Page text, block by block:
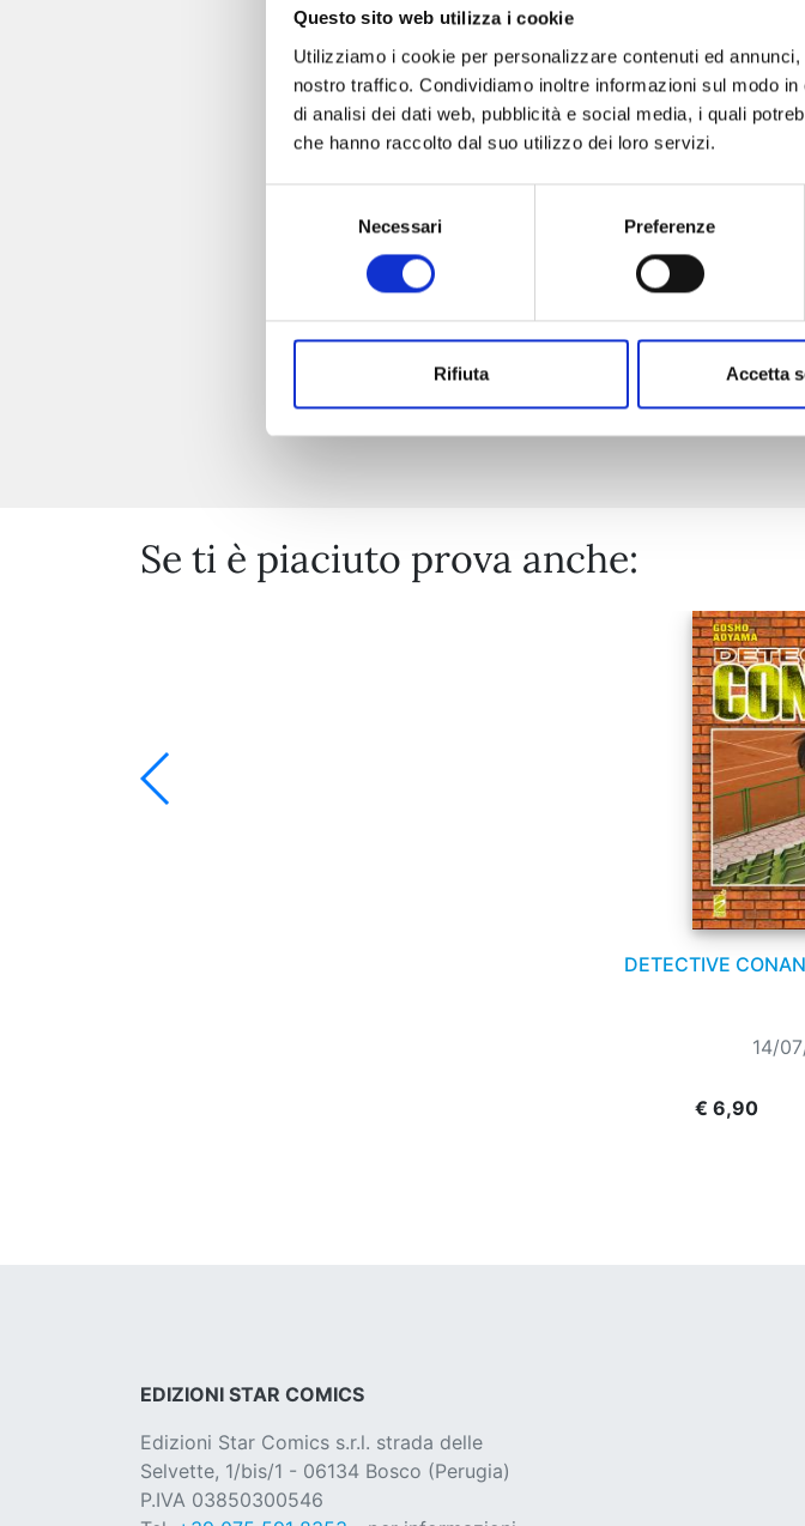
Questo sito web utilizza i cookie
Utilizziamo i cookie per personalizzare contenuti ed
nostro traffico. Condividiamo inoltre informazioni sul modo
di analisi dei dati web, pubblicità e social media, i quali
che hanno raccolto dal suo utilizzo dei loro servizi.
Necessari Preferenze
Rifiuta Accetta
ICHI THE
€ 6,90
Se ti è piaciuto prova anche:
DETECTIVE
14/
€ 6,90
EDIZIONI STAR COMICS
Edizioni Star Comics s.r.l. strada delle
Selvette, 1/bis/1 - 06134 Bosco (Perugia)
P.IVA 03850300546